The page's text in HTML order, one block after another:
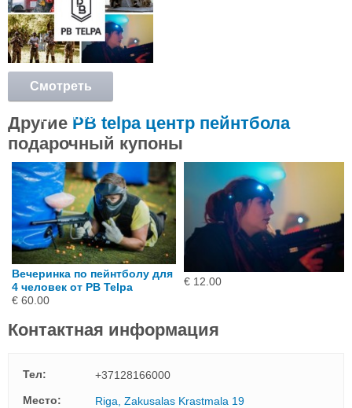
Смотреть
подробнее
Другие PB telpa центр пейнтбола
подарочный купоны
Вечеринка по пейнтболу для
4 человек от PB Telpa
€ 60.00
€ 12.00
Контактная информация
Тел:
+37128166000
Mесто:
Riga, Zakusalas Krastmala 19